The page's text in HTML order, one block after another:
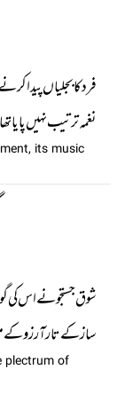
فرد کا بجلیاں پیدا
نغمہ ترتیب نہیں
its music
شوق جستجو نے اس کی
ساز کے تار آرزو
plectrum of